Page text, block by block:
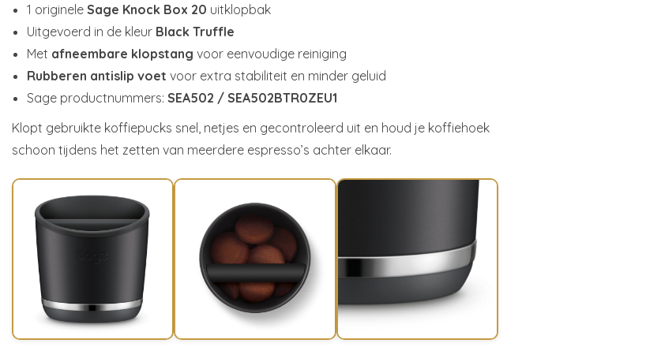
1 origineleSage Knock Box 20 uitklopbak
Uitgevoerd in de kleur Black Truffle
Met afneembare klopstang voor eenvoudige reiniging
Rubberen antislip voet voor extra stabiliteit en minder geluid
Sage productnummers:SEA502 / SEA502BTR0ZEU1
Klopt gebruikte koffiepucks snel, netjes en gecontroleerd uit en houd je koffiehoek
schoon tijdens het zetten van meerdere espresso’s achter elkaar.